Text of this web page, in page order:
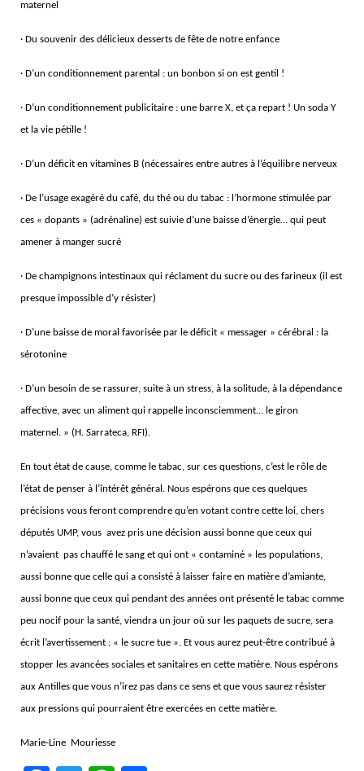
maternel
· Du souvenir des délicieux desserts de fête de notre enfance
· D’un conditionnement parental : un bonbon si on est gentil !
· D’un conditionnement publicitaire : une barre X, et ça repart ! Un soda Y
et la vie pétille !
· D’un déficit en vitamines B (nécessaires entre autres à l’équilibre nerveux
· De l’usage exagéré du café, du thé ou du tabac : l’hormone stimulée par
ces « dopants » (adrénaline) est suivie d’une baisse d’énergie… qui peut
amener à manger sucré
· De champignons intestinaux qui réclament du sucre ou des farineux (il est
presque impossible d’y résister)
· D’une baisse de moral favorisée par le déficit « messager » cérébral : la
sérotonine
· D’un besoin de se rassurer, suite à un stress, à la solitude, à la dépendance
affective, avec un aliment qui rappelle inconsciemment… le giron
maternel. » (H. Sarrateca, RFI).
En tout état de cause, comme le tabac, sur ces questions, c’est le rôle de
l’état de penser à l’intérêt général. Nous espérons que ces quelques
précisions vous feront comprendre qu’en votant contre cette loi, chers
députés UMP, vous avez pris une décision aussi bonne que ceux qui
n’avaient pas chauffé le sang et qui ont « contaminé » les populations,
aussi bonne que celle qui a consisté à laisser faire en matière d’amiante,
aussi bonne que ceux qui pendant des années ont présenté le tabac comme
peu nocif pour la santé, viendra un jour où sur les paquets de sucre, sera
écrit l’avertissement : « le sucre tue ». Et vous aurez peut-être contribué à
stopper les avancées sociales et sanitaires en cette matière. Nous espérons
aux Antilles que vous n’irez pas dans ce sens et que vous saurez résister
aux pressions qui pourraient être exercées en cette matière.
Marie-Line Mouriesse